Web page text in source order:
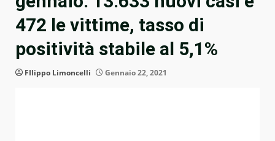
472 le vittime, tasso di
positività stabile al 5,1%
FIlippo Limoncelli Gennaio 22, 2021